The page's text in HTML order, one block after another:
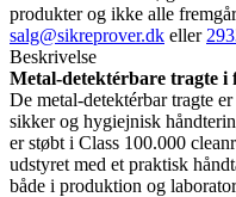
antal
produkter og ikke alle
salg@sikreprover.dk eller
Beskrivelse
Metal‑detektérbare tragte i
De metal‑detektérbar tragte
sikker og hygiejnisk
er støbt i Class 100.000
udstyret med et praktisk
både i produktion og